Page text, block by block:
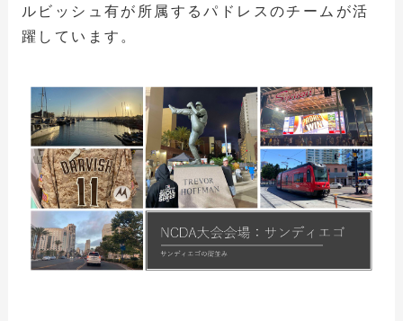
ルビッシュ有が所属するパドレスのチームが活
躍しています。